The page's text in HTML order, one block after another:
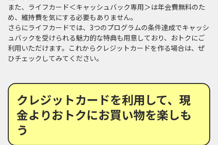
また、ライフカード＜キャッシュバック専用＞は年会費無料のた
め、維持費を気にする必要もありません。
さらにライフカードでは、3つのプログラムの条件達成でキャッシ
ュバックを受けられる魅力的な特典も用意しており、おトクにご
利用いただけます。これからクレジットカードを作る場合は、ぜ
ひチェックしてみてください。
クレジットカードを利用して、現
金よりおトクにお買い物を楽しも
う